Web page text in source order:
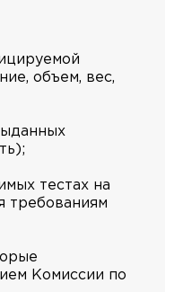
объем, вес,
тестах на
требованиям
Комиссии по